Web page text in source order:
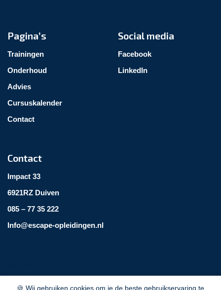
Pagina’s
Trainingen
Onderhoud
Advies
Cursuskalender
Contact
Social media
Facebook
LinkedIn
Contact
Impact 33
6921RZ Duiven
085 – 77 35 222
Info@escape-opleidingen.nl
🍪 Wij gebruiken cookies om je de beste gebruikservaring te